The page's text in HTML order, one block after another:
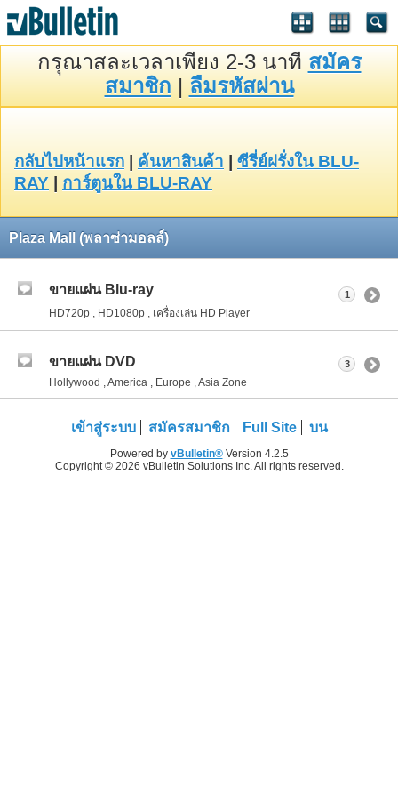
กรุณาสละเวลาเพียง 2-3 นาที สมัคร
สมาชิก | ลืมรหัสผ่าน
กลับไปหน้าแรก ค้นหาสินค้า
ซีรี่ย์ฝรั่งใน BLU-
RAY
การ์ตูนใน BLU-RAY
Plaza Mall (พลาซ่ามอลล์)
ขายแผ่น Blu-ray
HD720p , HD1080p , เครื่องเล่น HD Player
1
ขายแผ่น DVD
Hollywood , America , Europe , Asia Zone
3
เข้าสู่ระบบ สมัครสมาชิก Full Site บน
Powered by vBulletin®Version 4.2.5
Copyright © 2026 vBulletin Solutions Inc. All rights reserved.